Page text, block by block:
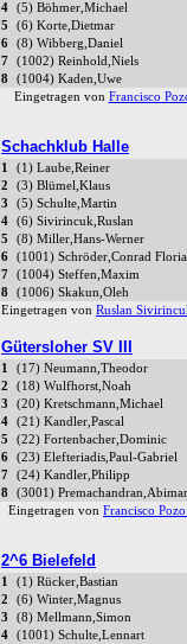
4
(5) Böhmer,Michael
5
(6) Korte,Dietmar
6
(8) Wibberg,Daniel
7
(1002) Reinhold,Niels
8
(1004) Kaden,Uwe
Eingetragen von Francisco
Schachklub Halle
1 (1) Laube,Reiner
2
(3) Blümel,Klaus
3
(5) Schulte,Martin
4
(6) Sivirincuk,Ruslan
5
(8) Miller,Hans-Werner
6
(1001) Schröder,Conrad
7
(1004) Steffen,Maxim
8
(1006) Skakun,Oleh
Eingetragen von Ruslan
Gütersloher SV III
1 (17) Neumann,Theodor
2
(18) Wulfhorst,Noah
3
(20) Kretschmann,Michael
4
(21) Kandler,Pascal
5
(22) Fortenbacher,Dominic
6
(23) Elefteriadis,Paul-Gabriel
7
(24) Kandler,Philipp
8
(3001)
Eingetragen von Francisco
2^6 Bielefeld
1 (1) Rücker,Bastian
2
(6) Winter,Magnus
3
(8) Mellmann,Simon
4
(1001) Schulte,Lennart